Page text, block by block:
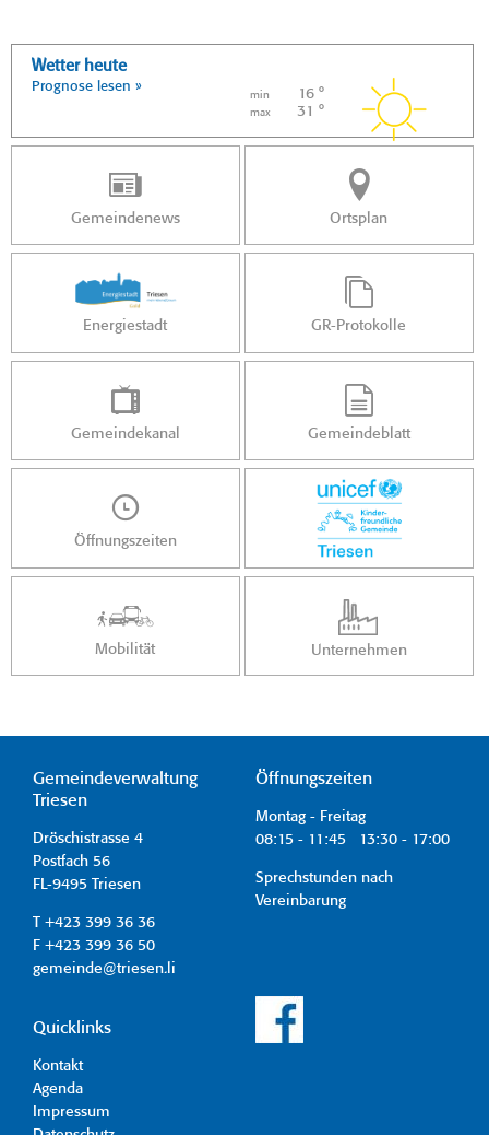
Wetter heute
Prognose lesen »
min 16 °
max 31 °
Gemeindenews Ortsplan
Energiestadt GR-Protokolle
Gemeindekanal Gemeindeblatt
Öffnungszeiten
Mobilität Unternehmen
Gemeindeverwaltung
Triesen
Dröschistrasse 4
Postfach 56
FL-9495 Triesen
T +423 399 36 36
F +423 399 36 50
gemeinde@triesen.li
Öffnungszeiten
Montag - Freitag
08:15 - 11:45 13:30 - 17:00
Sprechstunden nach
Vereinbarung
Quicklinks
Kontakt
Agenda
Impressum